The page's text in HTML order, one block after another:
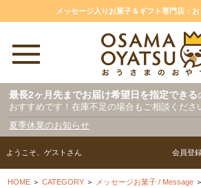
メッセージ入りお菓子＆ギフト専門店：
最長2ヶ月先までお届け希望日を指定できる
おすすめです！在庫不足の場合もご相談くださ
夏季休業のお知らせ
ようこそ、ゲストさん 会員登
HOME ＞CATEGORY ＞ メッセージお菓子 / Message